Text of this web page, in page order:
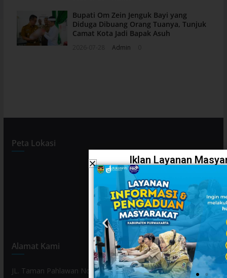
Bupati Om Zein Jenguk Bayi yang
Diduga Dibuang Orang Tuanya, Tunjuk
Camat Kota Jadi Bapak Asuh
Admin
Peta Lokasi
Alamat Kami
JL. Taman Pahlawan No. 80, Kelurahan Purwamekar,
Iklan Layanan